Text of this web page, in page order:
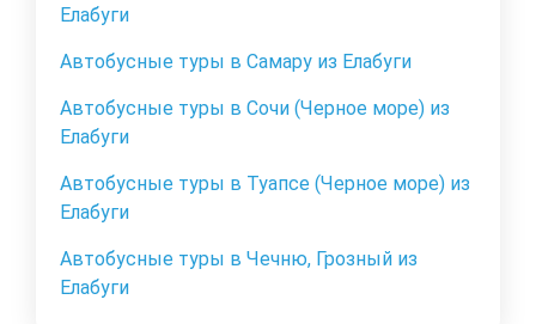
Елабуги
Автобусные туры в Самару из Елабуги
Автобусные туры в Сочи (Черное море) из
Елабуги
Автобусные туры в Туапсе (Черное море) из
Елабуги
Автобусные туры в Чечню, Грозный из
Елабуги